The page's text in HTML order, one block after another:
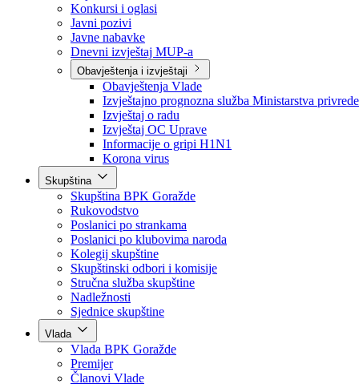
Sve vijesti
Izdvojeno
Najave
Konkursi i oglasi
Javni pozivi
Javne nabavke
Dnevni izvještaj MUP-a
Obavještenja i izvještaji
Obavještenja Vlade
Izvještajno prognozna služba Ministarstva privrede
Izvještaj o radu
Izvještaj OC Uprave
Informacije o gripi H1N1
Korona virus
Skupština
Skupština BPK Goražde
Rukovodstvo
Poslanici po strankama
Poslanici po klubovima naroda
Kolegij skupštine
Skupštinski odbori i komisije
Stručna služba skupštine
Nadležnosti
Sjednice skupštine
Vlada